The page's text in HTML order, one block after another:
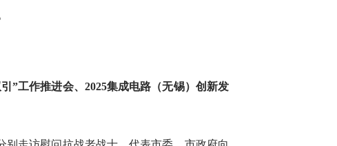
”工作推进会、 2025集成电路（无锡）创新发